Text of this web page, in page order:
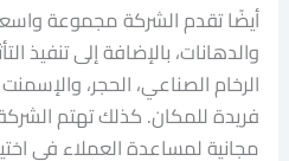
أيضًا تقدم الشركة مجموعة
والدهانات، بالإضافة إلى تنفيذ
الرخام الصناعي، الحجر،
فريدة للمكان. كذلك تهتم
مجانية لمساعدة العملاء في